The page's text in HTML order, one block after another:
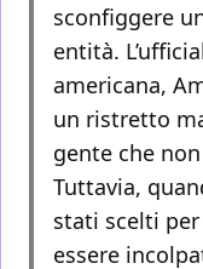
sconfiggere
entità.
americana,
un ristretto
gente che
Tuttavia,
stati scelti per
essere